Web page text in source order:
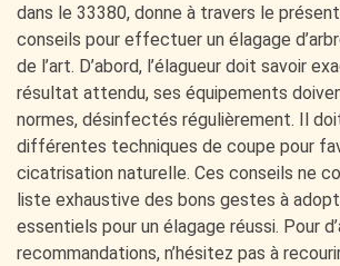
dans le 33380, donne à travers le
conseils pour effectuer un élagage
de l’art. D’abord, l’élagueur doit savoir
résultat attendu, ses équipements
normes, désinfectés régulièrement. Il
différentes techniques de coupe pour
cicatrisation naturelle. Ces conseils ne
liste exhaustive des bons gestes à
essentiels pour un élagage réussi. Pour
recommandations, n’hésitez pas à